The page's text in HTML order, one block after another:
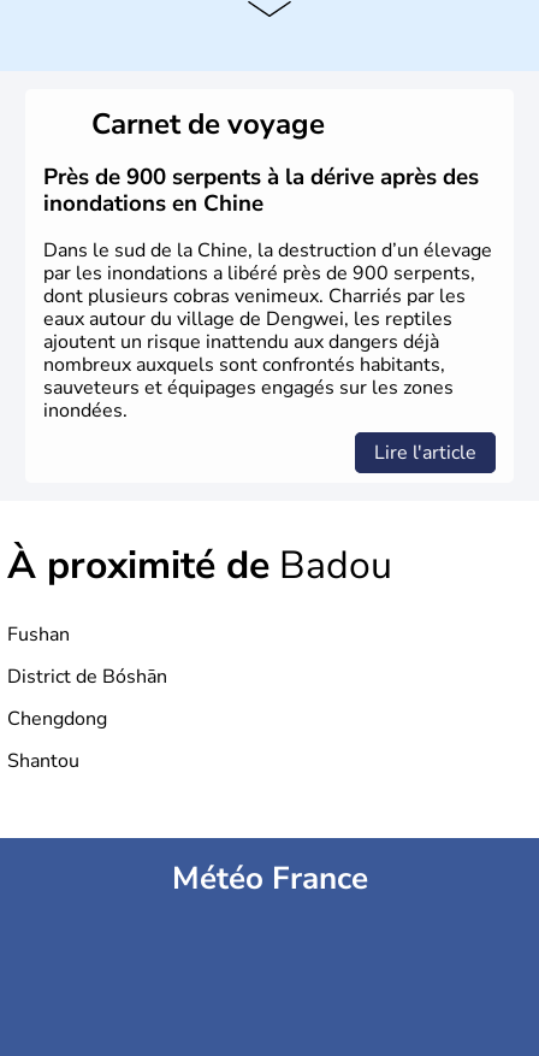
dynasties. La dynastie Qing a été la dernière à régner
jusqu'aux guerres de l'opium lorsque la Chine s'est
constituée comme nation et a retrouvé son indépendance
en 1945. Illustre pays en matière d'inventions avant-
gardistes, la Chine a été la première utilisatrice du papier,
de l'imprimerie à caractères mobiles, de la boussole et de
la poudre à canon.
Carnet de voyage
Près de 900 serpents à la dérive après des
inondations en Chine
Dans le sud de la Chine, la destruction d’un élevage
par les inondations a libéré près de 900 serpents,
dont plusieurs cobras venimeux. Charriés par les
eaux autour du village de Dengwei, les reptiles
ajoutent un risque inattendu aux dangers déjà
nombreux auxquels sont confrontés habitants,
sauveteurs et équipages engagés sur les zones
inondées.
Lire l'article
À proximité de Badou
Fushan
District de Bóshān
Chengdong
Shantou
Météo France